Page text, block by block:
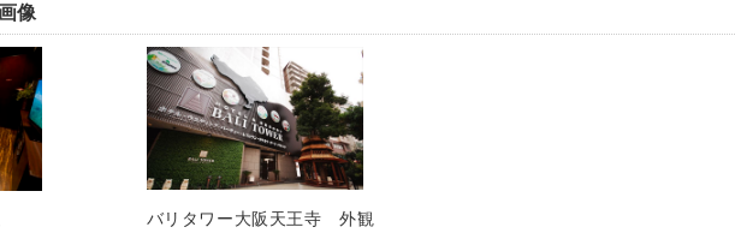
像
バリタワー大阪天王寺 外観